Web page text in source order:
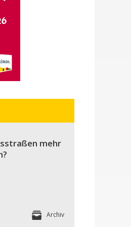
mehr
Archiv